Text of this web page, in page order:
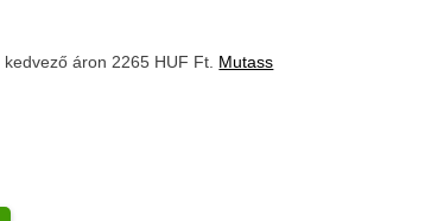
kedvező áron 2265 HUF Ft. Mutass